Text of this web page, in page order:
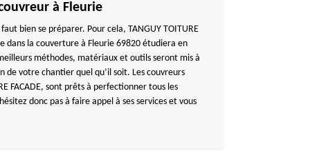
à Fleurie
bien se préparer. Pour cela, TANGUY TOITURE
dans la couverture à Fleurie 69820 étudiera en
méthodes, matériaux et outils seront mis à
de votre chantier quel qu’il soit. Les couvreurs
FACADE, sont prêts à perfectionner tous les
donc pas à faire appel à ses services et vous